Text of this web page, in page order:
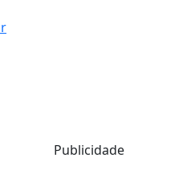
Publicidade